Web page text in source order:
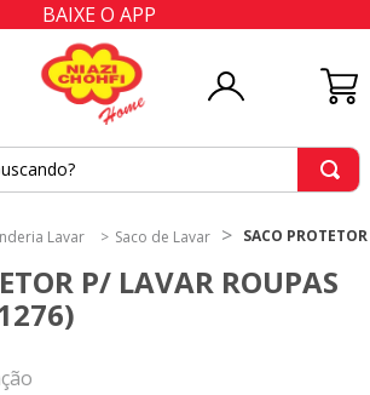
BAIXE O APP
Lavar Saco de Lavar SACO
P/ LAVAR ROUPAS